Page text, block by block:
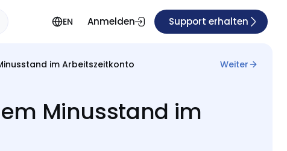
EN Anmelden Support erhalten
im Arbeitszeitkonto Weiter
Minusstand im